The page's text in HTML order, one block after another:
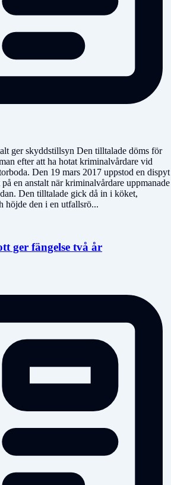
ger skyddstillsyn Den tilltalade döms för
efter att ha hotat kriminalvårdare vid
Den 19 mars 2017 uppstod en dispyt
en anstalt när kriminalvårdare uppmanade
Den tilltalade gick då in i köket,
höjde den i en utfallsrö...
ger fängelse två år